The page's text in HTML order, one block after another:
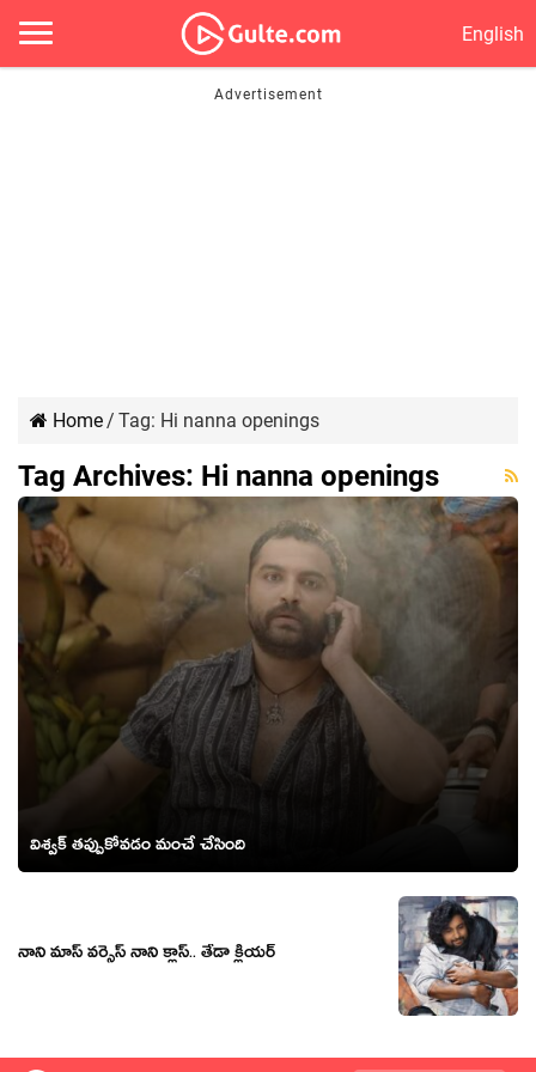
English
Home/ Tag: Hi nanna openings
Tag Archives: Hi nanna openings
విశ్వక్ తప్పుకోవడం మంచే చేసింది
నాని మాస్ వర్సెస్ నాని క్లాస్.. తేడా క్లియర్